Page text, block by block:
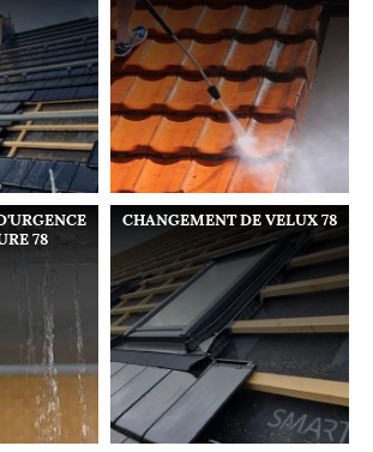
78
CHANGEMENT DE VELUX 78